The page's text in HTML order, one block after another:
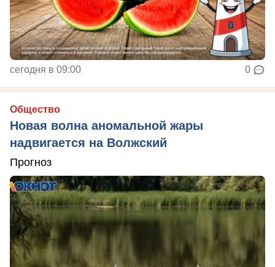
сегодня в 09:00 0
Общество
Новая волна аномальной жары
надвигается на Волжский
Прогноз